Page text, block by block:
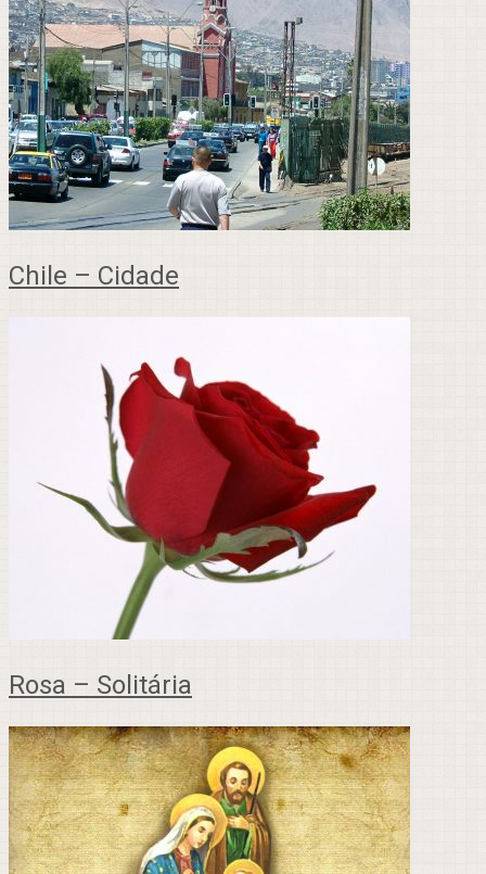
Chile – Cidade
Rosa – Solitária